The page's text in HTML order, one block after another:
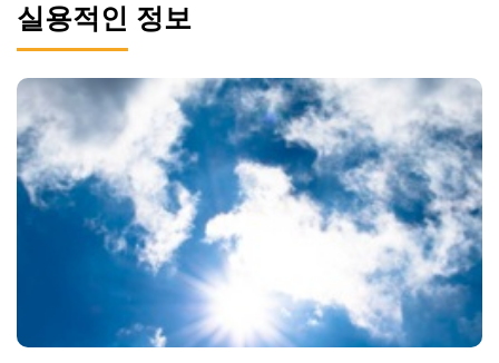
실용적인 정보